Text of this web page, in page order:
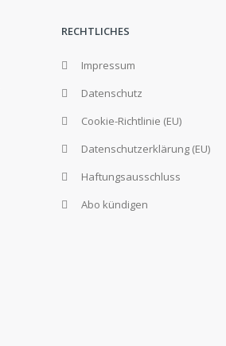
RECHTLICHES
Impressum
Datenschutz
Cookie-Richtlinie (EU)
Datenschutzerklärung (EU)
Haftungsausschluss
Abo kündigen